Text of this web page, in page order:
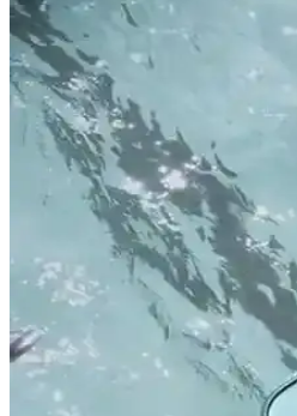
Apple iPhone 16 Plus, 512GB
Apple iPhone 16 Pro Max
iPhone 16 Pro Max, titanyum
Apple iPhone Serisinin
2022 ve sonrası iPhone modelleri,
Samsung Galaxy S24 ve
Samsung Galaxy S24 ve S24 Ultra
Redmi Note 11 Pro ve
Redmi Note 11 Pro ve Redmi Note